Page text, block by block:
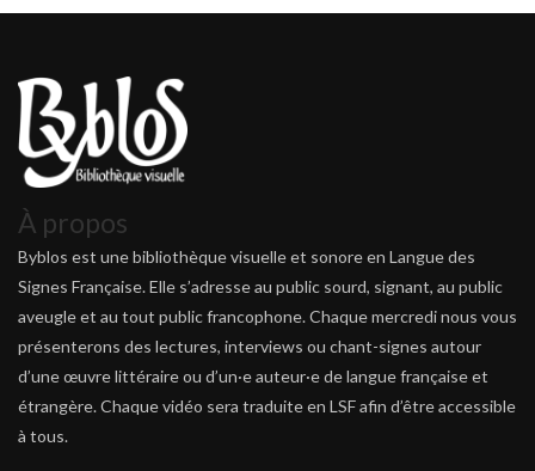
À propos
Byblos est une bibliothèque visuelle et sonore en Langue des
Signes Française. Elle s’adresse au public sourd, signant, au public
aveugle et au tout public francophone. Chaque mercredi nous vous
présenterons des lectures, interviews ou chant-signes autour
d’une œuvre littéraire ou d’un·e auteur·e de langue française et
étrangère. Chaque vidéo sera traduite en LSF afin d’être accessible
à tous.